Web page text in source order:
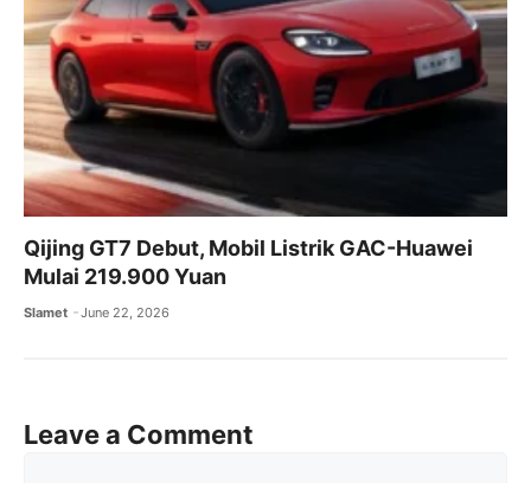
Qijing GT7 Debut, Mobil Listrik GAC-Huawei
Mulai 219.900 Yuan
Slamet June 22, 2026
Leave a Comment